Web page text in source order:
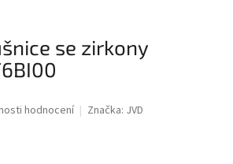
se zirkony
hodnocení Značka: JVD